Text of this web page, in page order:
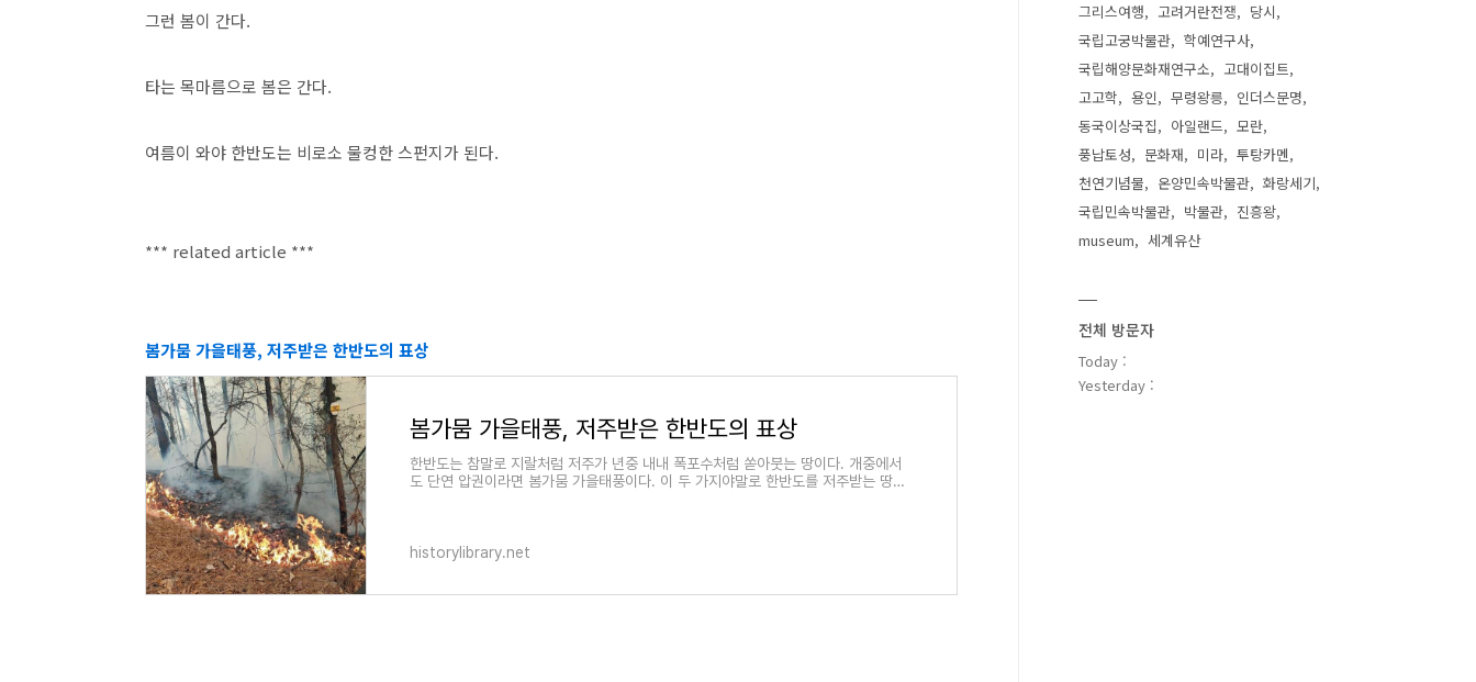
그런 봄이 간다.
타는 목마름으로 봄은 간다.
여름이 와야 한반도는 비로소 물컹한 스펀지가 된다.
*** related article ***
봄가뭄 가을태풍, 저주받은 한반도의 표상
봄가뭄 가을태풍, 저주받은 한반도의 표상
한반도는 참말로 지랄처럼 저주가 년중 내내 폭포수처럼 쏟아붓는 땅이다. 개중에서
도 단연 압권이라면 봄가뭄 가을태풍이다. 이 두 가지야말로 한반도를 저주받는 땅으
historylibrary.net
그리스여행
고려거란전쟁
당시
국립고궁박물관
학예연구사
국립해양문화재연구소
고대이집트
고고학
용인 무령왕릉
인더스문명
동국이상국집
아일랜드
모란
풍납토성
문화재 미라
투탕카멘
천연기념물
온양민속박물관
화랑세기
국립민속박물관
박물관
진흥왕
museum
세계유산
전체 방문자
Today :
Yesterday :